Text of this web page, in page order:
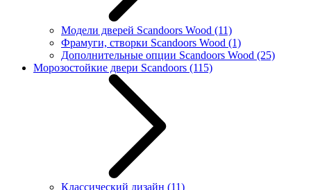
Модели дверей Scandoors Wood (11)
Фрамуги, створки Scandoors Wood (1)
Дополнительные опции Scandoors Wood (25)
Морозостойкие двери Scandoors (115)
Классический дизайн (11)